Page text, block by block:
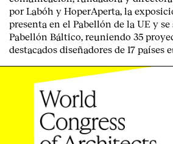
porLabóh y HoperAperta, la
presenta en el Pabellón de la UE y se
Pabellón Báltico, reuniendo 35
destacados diseñadores de 17 países